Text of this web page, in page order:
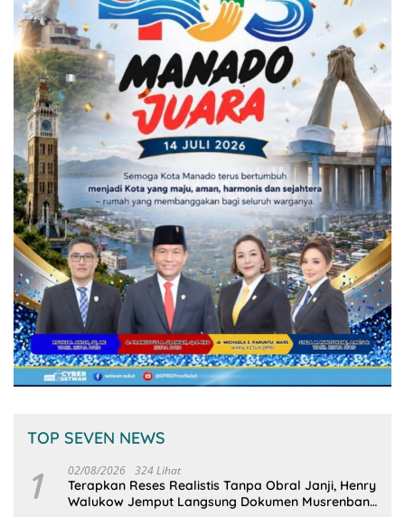
TOP SEVEN NEWS
1 02/08/2026 324 Lihat
Terapkan Reses Realistis Tanpa Obral Janji, Henry
Walukow Jemput Langsung Dokumen Musrenbang